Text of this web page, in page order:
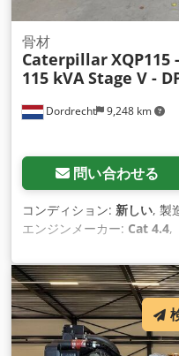
Dordrecht 9,248 km
骨材
Caterpillar
115 kVA Stage V -
問い合わせる
コンディション: 新しい, 製
エンジンメーカー: Cat 4.4,